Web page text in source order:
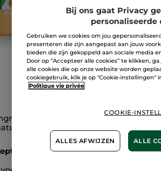
van
oorsprong
en verzorgten beschermt het
Bij ons gaat Privacy
personaliseerde
Gebruiken we cookies om jou
presenteren die zijn aangepast aan jouw
bieden die zijn gekoppeld aan sociale media
Door op “Accepteer alle cookies” te klikken,
alle cookies die op onze website worden
cookiegebruik, klik je op "Cookie-instellingen"
Politique vie privée
COOKIE-
ALLES AFWIJZEN ALLE